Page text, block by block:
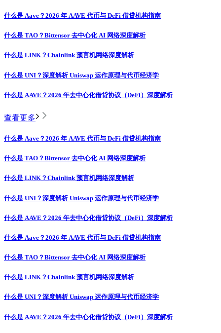
什么是 Aave？2026 年 AAVE 代币与 DeFi 借贷机构指南
什么是 TAO？Bittensor 去中心化 AI 网络深度解析
什么是 LINK？Chainlink 预言机网络深度解析
什么是 UNI？深度解析 Uniswap 运作原理与代币经济学
什么是 AAVE？2026 年去中心化借贷协议（DeFi）深度解析
查看更多
什么是 Aave？2026 年 AAVE 代币与 DeFi 借贷机构指南
什么是 TAO？Bittensor 去中心化 AI 网络深度解析
什么是 LINK？Chainlink 预言机网络深度解析
什么是 UNI？深度解析 Uniswap 运作原理与代币经济学
什么是 AAVE？2026 年去中心化借贷协议（DeFi）深度解析
什么是 Aave？2026 年 AAVE 代币与 DeFi 借贷机构指南
什么是 TAO？Bittensor 去中心化 AI 网络深度解析
什么是 LINK？Chainlink 预言机网络深度解析
什么是 UNI？深度解析 Uniswap 运作原理与代币经济学
什么是 AAVE？2026 年去中心化借贷协议（DeFi）深度解析